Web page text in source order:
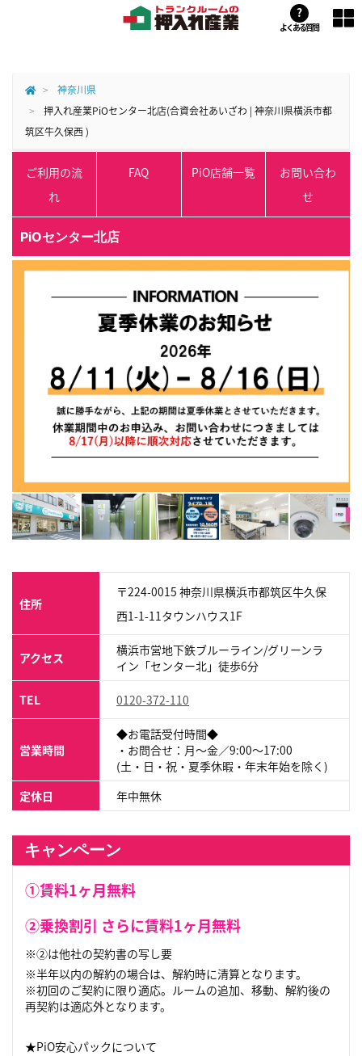
?
よくある質問
神奈川県
押入れ産業PiOセンター北店(合資会社あいざわ | 神奈川県横浜市都
筑区牛久保西 )
ご利用の流
れ
FAQ PiO店舗一覧
お問い合わ
せ
PiOセンター北店
住所
〒224-0015 神奈川県横浜市都筑区牛久保
西1-1-11タウンハウス1F
アクセス
横浜市営地下鉄ブルーライン/グリーンラ
イン「センター北」徒歩6分
TEL 0120-372-110
営業時間
◆お電話受付時間◆
・お問合せ：月〜金／9:00～17:00
(土・日・祝・夏季休暇・年末年始を除く)
定休日
年中無休
キャンペーン
①賃料1ヶ月無料
②乗換割引 さらに賃料1ヶ月無料
※②は他社の契約書の写し要
※半年以内の解約の場合は、解約時に清算となります。
※初回のご契約に限り適応。ルームの追加、移動、解約後の
再契約は適応外となります。
★PiO安心パックについて